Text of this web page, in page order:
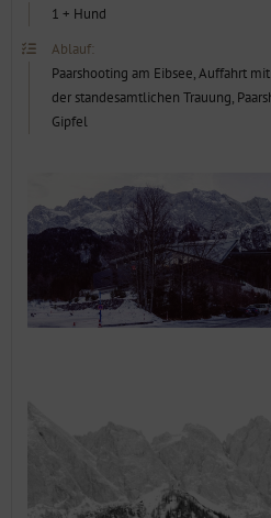
1 + Hund
Ablauf:
Paarshooting am Eibsee, Auffahrt
der standesamtlichen Trauung,
Gipfel